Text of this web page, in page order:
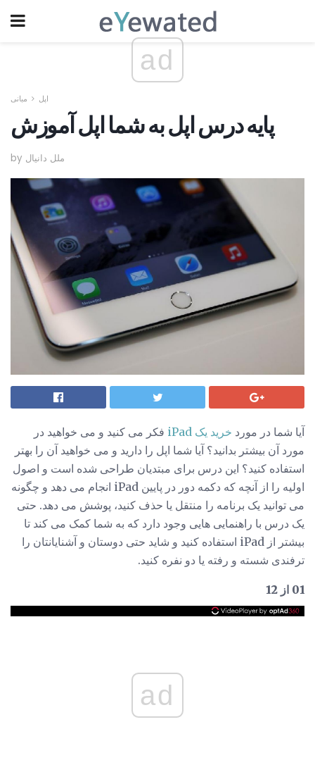
ad
اپل مبانی
پایه درس اپل به شما اپل آموزش
by ملل دانیال
آیا شما در مورد خرید یک iPad
فکر می کنید و می خواهید در
مورد آن بیشتر بدانید؟ آیا شما اپل را دارید و می خواهید آن را بهتر
استفاده کنید؟ این درس برای مبتدیان طراحی شده است و اصول
اولیه را از آنچه که دکمه دور در پایین iPad انجام می دهد و چگونه
می توانید یک برنامه را منتقل یا حذف کنید، پوشش می دهد. حتی
یک درس با راهنمایی هایی وجود دارد که به شما کمک می کند تا
بیشتر از iPad استفاده کنید و شاید حتی دوستان و آشنایانتان را
ترفندی شسته و رفته یا دو نفره کنید.
01 از 12
ad